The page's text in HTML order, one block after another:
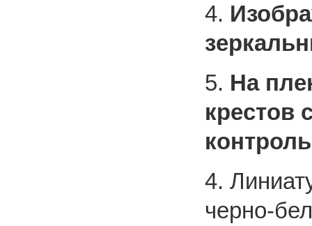
4.
5. На
крестов
4.
черно-